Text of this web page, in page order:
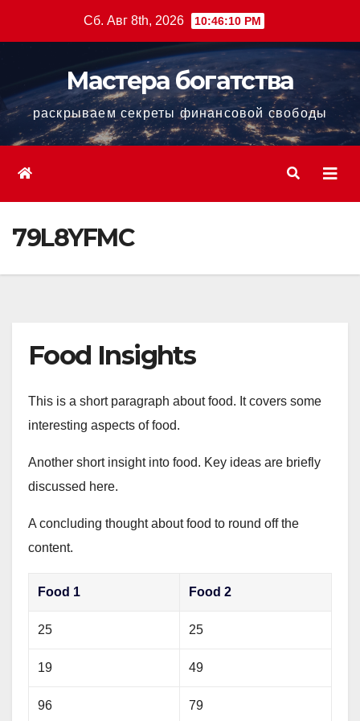
Сб. Авг 8th, 2026 10:46:11 PM
Мастера богатства
раскрываем секреты финансовой свободы
79L8YFMC
Food Insights
This is a short paragraph about food. It covers some
interesting aspects of food.
Another short insight into food. Key ideas are briefly
discussed here.
A concluding thought about food to round off the
content.
Food 1 Food 2
25 25
19 49
96 79